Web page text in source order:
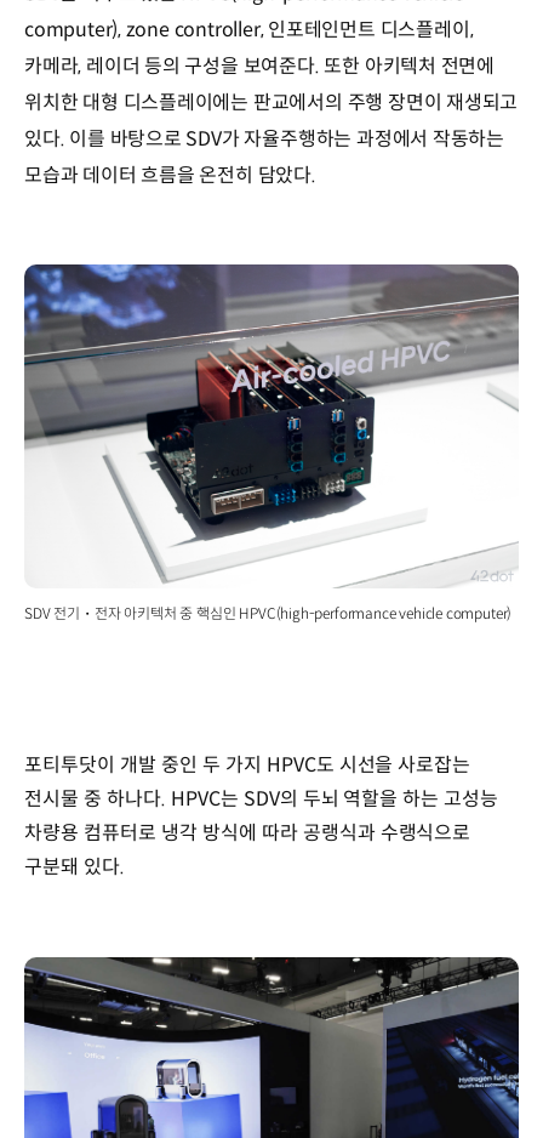
computer), zone controller, 인포테인먼트 디스플레이,
카메라, 레이더 등의 구성을 보여준다. 또한 아키텍처 전면에
위치한 대형 디스플레이에는 판교에서의 주행 장면이 재생되고
있다. 이를 바탕으로 SDV가 자율주행하는 과정에서 작동하는
모습과 데이터 흐름을 온전히 담았다.
SDV 전기・전자 아키텍처 중 핵심인 HPVC(high-performance vehicle computer)
포티투닷이 개발 중인 두 가지 HPVC도 시선을 사로잡는
전시물 중 하나다. HPVC는 SDV의 두뇌 역할을 하는 고성능
차량용 컴퓨터로 냉각 방식에 따라 공랭식과 수랭식으로
구분돼 있다.